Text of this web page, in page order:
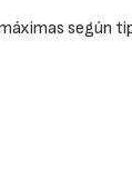
según